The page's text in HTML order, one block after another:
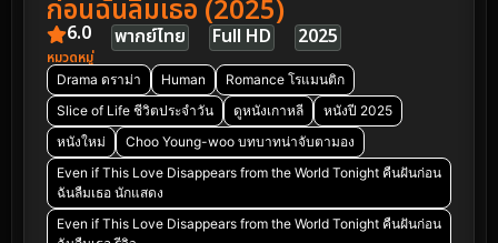
ก่อนฉันลืมเธอ (2025)
6.0 พากย์ไทย Full HD 2025
หมวดหมู่
Drama ดราม่า Human
Romance โรแมนติก
Slice of Life ชีวิตประจำวัน
ดูหนังเกาหลี
หนังปี 2025
หนังใหม่
Choo Young-woo บทบาทน่าจับตามอง
Even if This Love Disappears from the World Tonight คืนฝันก่อน
ฉันลืมเธอ นักแสดง
Even if This Love Disappears from the World Tonight คืนฝันก่อน